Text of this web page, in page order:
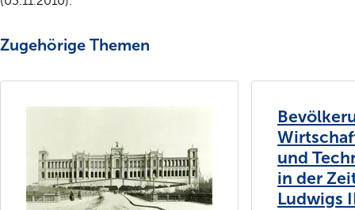
Zugehörige Themen
und
in der
Ludwigs